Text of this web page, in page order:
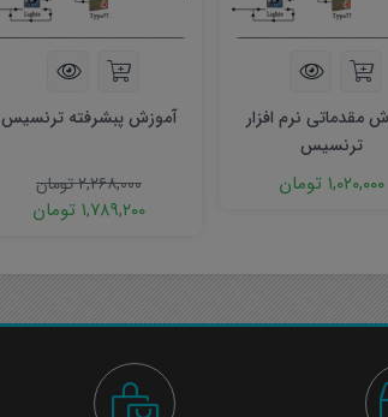
مقدماتی نرم افزار
ترنسیس
۱,۰۲۰,۰۰۰ تومان
آموزش پبشرفته ترنسیس
۲,۲۶۸,۰۰۰تومان
۱,۷۸۹,۲۰۰ تومان